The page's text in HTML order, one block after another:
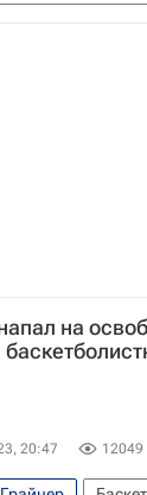
Пьер
на
20:47 12049